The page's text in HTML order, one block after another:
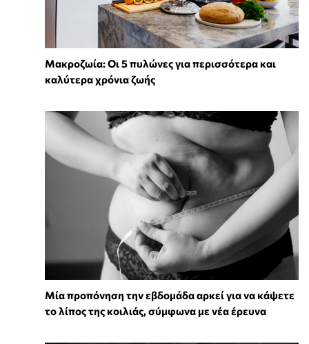
Mακροζωία: Οι 5 πυλώνες για περισσότερα και
καλύτερα χρόνια ζωής
Μία προπόνηση την εβδομάδα αρκεί για να κάψετε
το λίπος της κοιλιάς, σύμφωνα με νέα έρευνα